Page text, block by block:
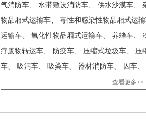
气消防车、 水带敷设消防车、 供水沙漠车、
物品厢式运输车、 毒性和感染性物品厢式运
运输车、 氧化性物品厢式运输车、 养蜂车、
疗废物转运车、 防疫车、 压缩式垃圾车、 压
车、 吸污车、 吸粪车、 器材消防车、 囚车、
工具车、 远程供排水抢险车、 干粉水联用消
栏清洗车、 自装卸式垃圾车、 指挥车、 排
查看更多>>